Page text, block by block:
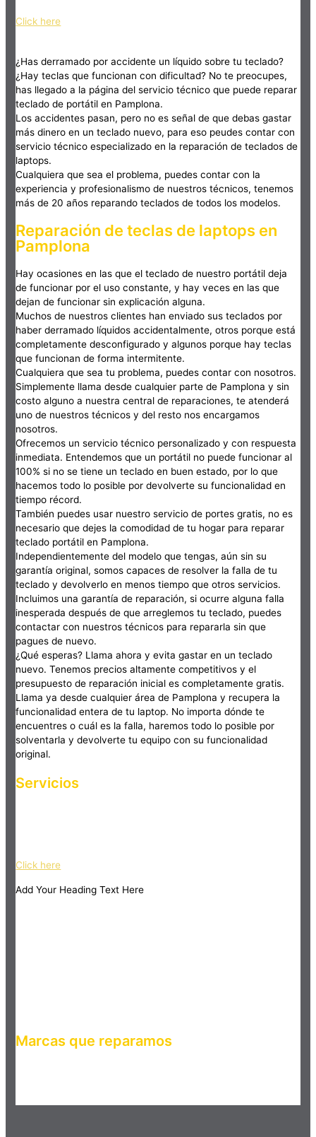
Click here
¿Has derramado por accidente un líquido sobre tu teclado?
¿Hay teclas que funcionan con dificultad? No te preocupes,
has llegado a la página del servicio técnico que puede reparar
teclado de portátil en Pamplona.
Los accidentes pasan, pero no es señal de que debas gastar
más dinero en un teclado nuevo, para eso peudes contar con
servicio técnico especializado en la reparación de teclados de
laptops.
Cualquiera que sea el problema, puedes contar con la
experiencia y profesionalismo de nuestros técnicos, tenemos
más de 20 años reparando teclados de todos los modelos.
Reparación de teclas de laptops en
Pamplona
Hay ocasiones en las que el teclado de nuestro portátil deja
de funcionar por el uso constante, y hay veces en las que
dejan de funcionar sin explicación alguna.
Muchos de nuestros clientes han enviado sus teclados por
haber derramado líquidos accidentalmente, otros porque está
completamente desconfigurado y algunos porque hay teclas
que funcionan de forma intermitente.
Cualquiera que sea tu problema, puedes contar con nosotros.
Simplemente llama desde cualquier parte de Pamplona y sin
costo alguno a nuestra central de reparaciones, te atenderá
uno de nuestros técnicos y del resto nos encargamos
nosotros.
Ofrecemos un servicio técnico personalizado y con respuesta
inmediata. Entendemos que un portátil no puede funcionar al
100% si no se tiene un teclado en buen estado, por lo que
hacemos todo lo posible por devolverte su funcionalidad en
tiempo récord.
También puedes usar nuestro servicio de portes gratis, no es
necesario que dejes la comodidad de tu hogar para reparar
teclado portátil en Pamplona.
Independientemente del modelo que tengas, aún sin su
garantía original, somos capaces de resolver la falla de tu
teclado y devolverlo en menos tiempo que otros servicios.
Incluimos una garantía de reparación, si ocurre alguna falla
inesperada después de que arreglemos tu teclado, puedes
contactar con nuestros técnicos para repararla sin que
pagues de nuevo.
¿Qué esperas? Llama ahora y evita gastar en un teclado
nuevo. Tenemos precios altamente competitivos y el
presupuesto de reparación inicial es completamente gratis.
Llama ya desde cualquier área de Pamplona y recupera la
funcionalidad entera de tu laptop. No importa dónde te
encuentres o cuál es la falla, haremos todo lo posible por
solventarla y devolverte tu equipo con su funcionalidad
original.
Servicios
Click here
Add Your Heading Text Here
Marcas que reparamos